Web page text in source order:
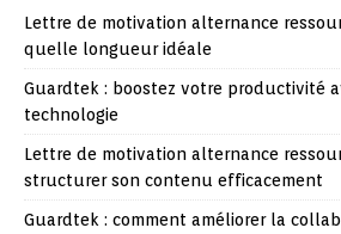
Lettre de motivation alternance
quelle longueur idéale
Guardtek : boostez votre productivité
technologie
Lettre de motivation alternance
structurer son contenu efficacement
Guardtek : comment améliorer la